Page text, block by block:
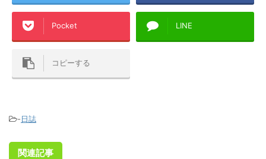
Pocket LINE
コピーする
-日誌
関連記事